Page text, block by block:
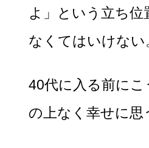
よ」という立ち
なくてはいけない
40代に入る前に
の上なく幸せに思